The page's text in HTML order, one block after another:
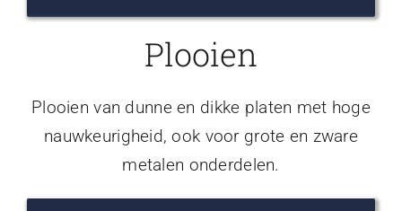
Plooien
Plooien van dunne en dikke platen met hoge
nauwkeurigheid, ook voor grote en zware
metalen onderdelen.